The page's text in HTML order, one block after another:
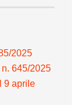
2025
645/2025
9 aprile